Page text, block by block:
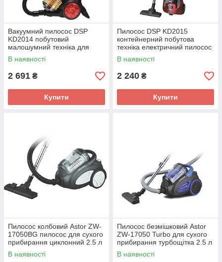
Вакуумний пилосос DSP
KD2014 побутовий
малошумний техніка для
дому
В наявності
2 691 ₴
Купити
Пилосос DSP KD2015
контейнерний побутова
техніка електричний пилосос
для дому
В наявності
2 240 ₴
Купити
Пилосос колбовий Astor ZW-
17050BG пилосос для сухого
прибирання циклонний 2.5 л
потужність 2000 Вт
В наявності
Пилосос безмішковий Astor
ZW-17050 Turbo для сухого
прибирання турбощітка 2.5 л
потужність 2000 Вт
В наявності